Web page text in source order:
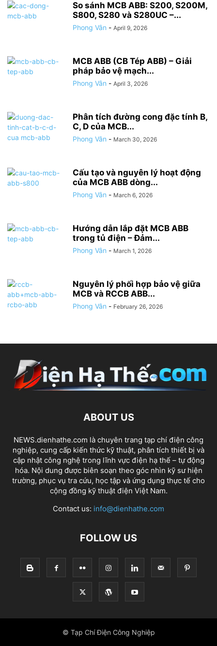
So sánh MCB ABB: S200, S200M,
S800, S280 và S280UC –...
Phong Vân - April 9, 2026
MCB ABB (CB Tép ABB) – Giải
pháp bảo vệ mạch...
Phong Vân - April 3, 2026
Phân tích đường cong đặc tính B,
C, D của MCB...
Phong Vân - March 30, 2026
Cấu tạo và nguyên lý hoạt động
của MCB ABB dòng...
Phong Vân - March 6, 2026
Hướng dẫn lắp đặt MCB ABB
trong tủ điện – Đảm...
Phong Vân - March 1, 2026
Nguyên lý phối hợp bảo vệ giữa
MCB và RCCB ABB...
Phong Vân - February 26, 2026
ABOUT US
NEWS.dienhathe.com là chuyên trang tạp chí điện công
nghiệp, cung cấp kiến thức kỹ thuật, phân tích thiết bị và
cập nhật công nghệ trong lĩnh vực điện hạ thế – tự động
hóa. Nội dung được biên soạn theo góc nhìn kỹ sư hiện
trường, phục vụ tra cứu, học tập và ứng dụng thực tế cho
cộng đồng kỹ thuật điện Việt Nam.
Contact us: info@dienhathe.com
FOLLOW US
© Tạp Chí Điện Công Nghiệp